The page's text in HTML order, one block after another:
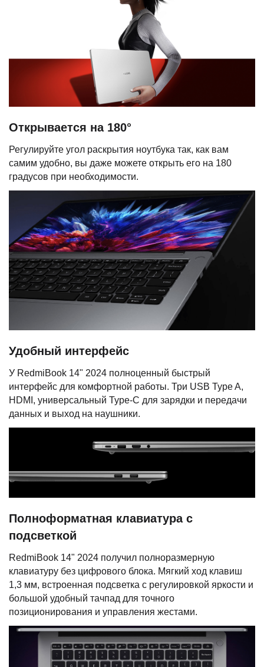
Открывается на 180°
Регулируйте угол раскрытия ноутбука так, как вам
самим удобно, вы даже можете открыть его на 180
градусов при необходимости.
Удобный интерфейс
У RedmiBook 14" 2024 полноценный быстрый
интерфейс для комфортной работы. Три USB Type A,
HDMI, универсальный Type-C для зарядки и передачи
данных и выход на наушники.
Полноформатная клавиатура с
подсветкой
RedmiBook 14" 2024 получил полноразмерную
клавиатуру без цифрового блока. Мягкий ход клавиш
1,3 мм, встроенная подсветка с регулировкой яркости и
большой удобный тачпад для точного
позиционирования и управления жестами.